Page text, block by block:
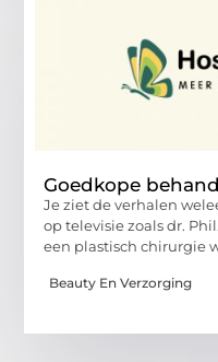
Goedkope
Je ziet de verhalen
op televisie zoals dr.
een plastisch chirurgie
Beauty En Verzorging